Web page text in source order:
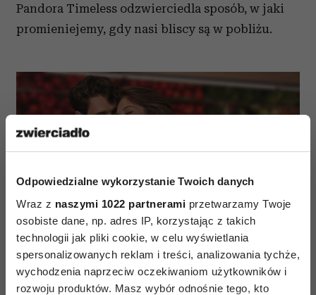
Odpowiedzialne wykorzystanie Twoich danych
Wraz z naszymi 1022 partnerami przetwarzamy Twoje
osobiste dane, np. adres IP, korzystając z takich
technologii jak pliki cookie, w celu wyświetlania
spersonalizowanych reklam i treści, analizowania tychże,
wychodzenia naprzeciw oczekiwaniom użytkowników i
rozwoju produktów. Masz wybór odnośnie tego, kto
Pandora Timeless odzwierciedla sposób, w jaki
promieniejemy, gdy nasi bliscy są w pobliżu.
Pandora (Fot. materiały prasowe)